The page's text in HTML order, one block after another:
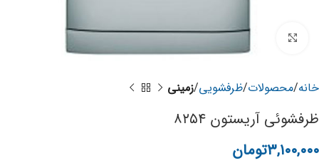
برای بزرگنمایی کلیک کنید
خانه محصولات ظرفشویی زمینی
ظرفشوئی آریستون ۸۲۵۴
۳,۱۰۰,۰۰۰تومان